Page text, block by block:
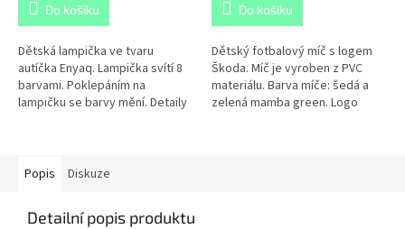
Do košíku
Dětská lampička ve tvaru
autíčka Enyaq. Lampička svítí 8
barvami. Poklepáním na
lampičku se barvy mění. Detaily
Do košíku
Dětský fotbalový míč s logem
Škoda. Míč je vyroben z PVC
materiálu. Barva míče: šedá a
zelená mamba green. Logo
Popis
Diskuze
Detailní popis produktu